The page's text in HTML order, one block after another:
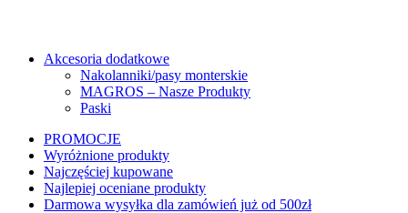
Akcesoria dodatkowe
Nakolanniki/pasy monterskie
MAGROS – Nasze Produkty
Paski
PROMOCJE
Wyróżnione produkty
Najczęściej kupowane
Najlepiej oceniane produkty
Darmowa wysyłka dla zamówień już od 500zł